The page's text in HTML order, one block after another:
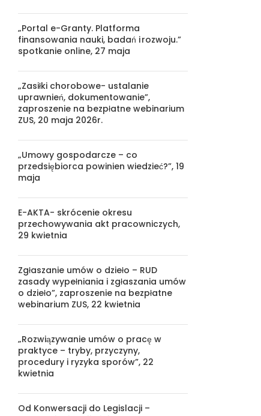
„Portal e-Granty. Platforma
finansowania nauki, badań i rozwoju.”
spotkanie online, 27 maja
„Zasiłki chorobowe- ustalanie
uprawnień, dokumentowanie”,
zaproszenie na bezpłatne webinarium
ZUS, 20 maja 2026r.
„Umowy gospodarcze – co
przedsiębiorca powinien wiedzieć?”, 19
maja
E-AKTA- skrócenie okresu
przechowywania akt pracowniczych,
29 kwietnia
Zgłaszanie umów o dzieło – RUD
zasady wypełniania i zgłaszania umów
o dzieło”, zaproszenie na bezpłatne
webinarium ZUS, 22 kwietnia
„Rozwiązywanie umów o pracę w
praktyce – tryby, przyczyny,
procedury i ryzyka sporów”, 22
kwietnia
Od Konwersacji do Legislacji –